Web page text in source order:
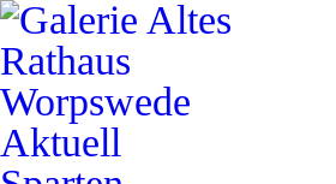
Aktuell